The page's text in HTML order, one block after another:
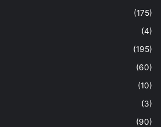
(175)
(4)
(195)
(60)
(10)
(3)
(90)